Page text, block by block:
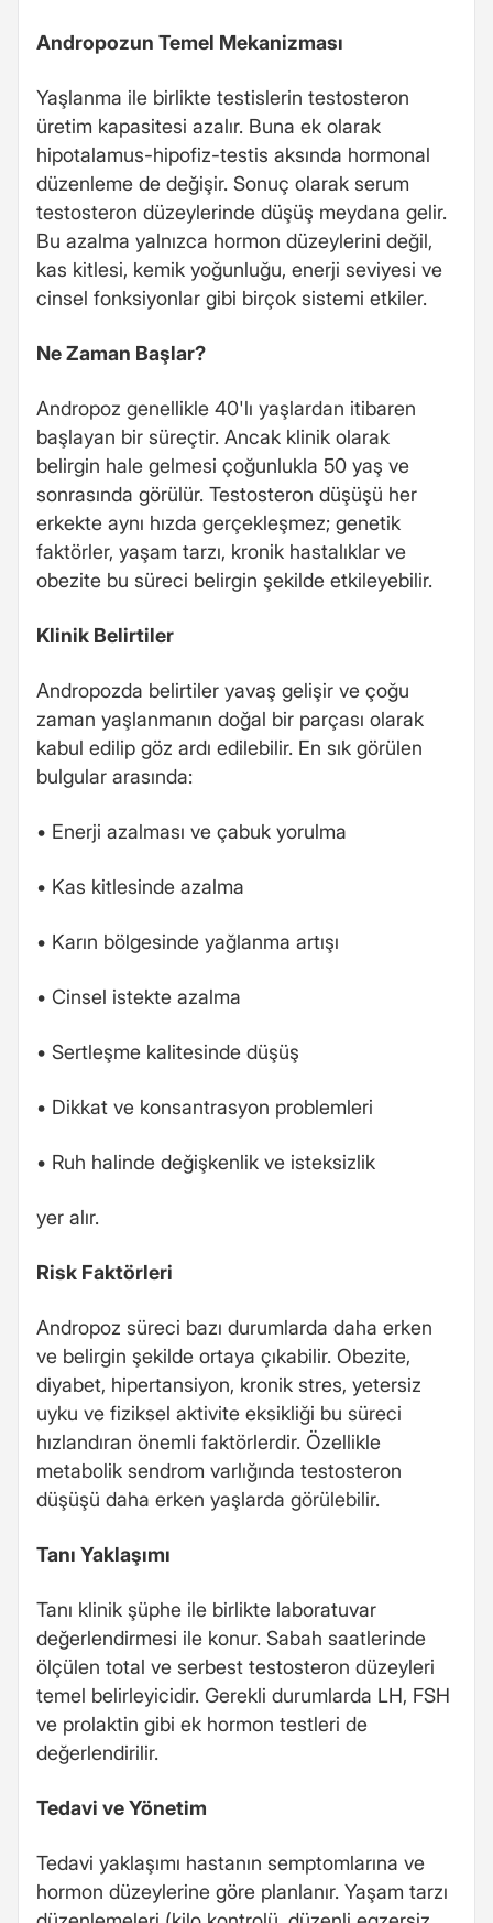
Andropozun Temel Mekanizması
Yaşlanma ile birlikte testislerin testosteron
üretim kapasitesi azalır. Buna ek olarak
hipotalamus-hipofiz-testis aksında hormonal
düzenleme de değişir. Sonuç olarak serum
testosteron düzeylerinde düşüş meydana gelir.
Bu azalma yalnızca hormon düzeylerini değil,
kas kitlesi, kemik yoğunluğu, enerji seviyesi ve
cinsel fonksiyonlar gibi birçok sistemi etkiler.
Ne Zaman Başlar?
Andropoz genellikle 40'lı yaşlardan itibaren
başlayan bir süreçtir. Ancak klinik olarak
belirgin hale gelmesi çoğunlukla 50 yaş ve
sonrasında görülür. Testosteron düşüşü her
erkekte aynı hızda gerçekleşmez; genetik
faktörler, yaşam tarzı, kronik hastalıklar ve
obezite bu süreci belirgin şekilde etkileyebilir.
Klinik Belirtiler
Andropozda belirtiler yavaş gelişir ve çoğu
zaman yaşlanmanın doğal bir parçası olarak
kabul edilip göz ardı edilebilir. En sık görülen
bulgular arasında:
• Enerji azalması ve çabuk yorulma
• Kas kitlesinde azalma
• Karın bölgesinde yağlanma artışı
• Cinsel istekte azalma
• Sertleşme kalitesinde düşüş
• Dikkat ve konsantrasyon problemleri
• Ruh halinde değişkenlik ve isteksizlik
yer alır.
Risk Faktörleri
Andropoz süreci bazı durumlarda daha erken
ve belirgin şekilde ortaya çıkabilir. Obezite,
diyabet, hipertansiyon, kronik stres, yetersiz
uyku ve fiziksel aktivite eksikliği bu süreci
hızlandıran önemli faktörlerdir. Özellikle
metabolik sendrom varlığında testosteron
düşüşü daha erken yaşlarda görülebilir.
Tanı Yaklaşımı
Tanı klinik şüphe ile birlikte laboratuvar
değerlendirmesi ile konur. Sabah saatlerinde
ölçülen total ve serbest testosteron düzeyleri
temel belirleyicidir. Gerekli durumlarda LH, FSH
ve prolaktin gibi ek hormon testleri de
değerlendirilir.
Tedavi ve Yönetim
Tedavi yaklaşımı hastanın semptomlarına ve
hormon düzeylerine göre planlanır. Yaşam tarzı